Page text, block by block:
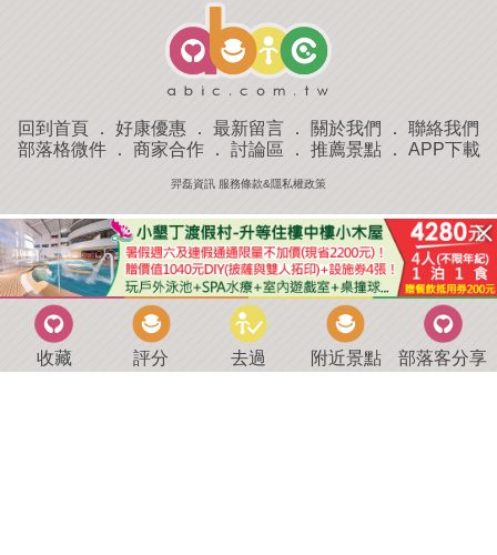
回到首頁 ． 好康優惠 ． 最新留言 ． 關於我們 ． 聯絡我們
部落格微件． 商家合作． 討論區 ． 推薦景點． APP下載
羿磊資訊 服務條款&隱私權政策
收藏 評分 去過 附近景點 部落客分享